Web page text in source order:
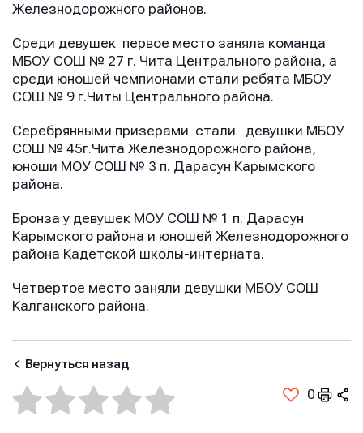
Железнодорожного районов.
Среди девушек первое место заняла команда
МБОУ СОШ № 27 г. Чита Центрального района, а
среди юношей чемпионами стали ребята МБОУ
СОШ № 9 г.Читы Центрального района.
Серебрянными призерами стали девушки МБОУ
СОШ № 45г.Чита Железнодорожного района,
юноши МОУ СОШ № 3 п. Дарасун Карымского
района.
Бронза у девушек МОУ СОШ № 1 п. Дарасун
Карымского района и юношей Железнодорожного
района Кадетской школы-интерната.
Четвертое место заняли девушки МБОУ СОШ
Калганского района.
Вернуться назад
0
E-mail
E-mail
Имя
E-mail